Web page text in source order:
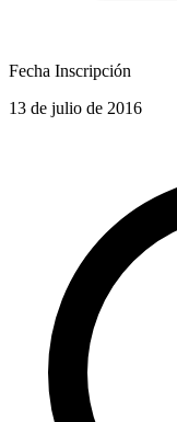
Fecha Inscripción
13 de julio de 2016